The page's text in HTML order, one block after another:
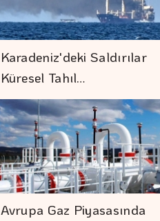
Karadeniz'deki Saldırılar
Küresel Tahıl…
Avrupa Gaz Piyasasında
Borsa Güne
Yükselişle Başladı